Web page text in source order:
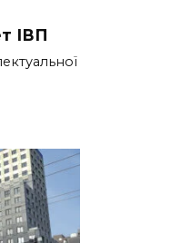
ІВП